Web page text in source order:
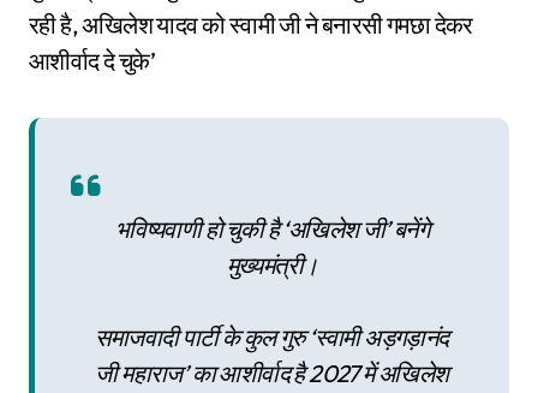
रही है, अखिलेश यादव को स्वामी जी ने बनारसी गमछा देकर
आशीर्वाद दे चुके’
भविष्यवाणी हो चुकी है ‘अखिलेश जी’ बनेंगे
मुख्यमंत्री।
समाजवादी पार्टी के कुल गुरु ‘स्वामी अड़गड़ानंद
जी महाराज’ का आशीर्वाद है 2027 में अखिलेश